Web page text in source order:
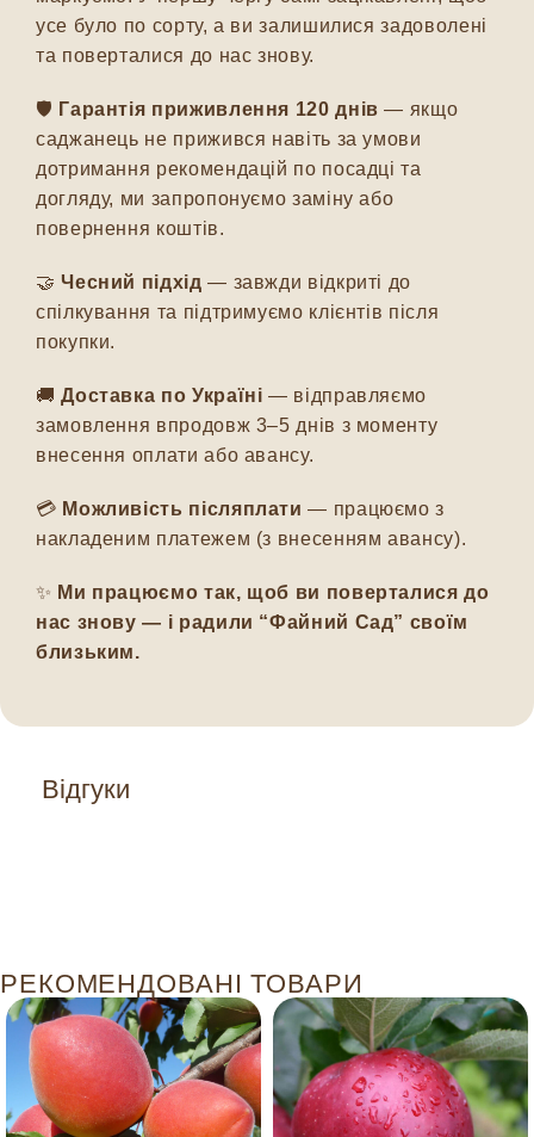
Відгуки
усе було по сорту, а ви залишилися задоволені
та поверталися до нас знову.
🛡️ Гарантія приживлення 120 днів — якщо
саджанець не прижився навіть за умови
дотримання рекомендацій по посадці та
догляду, ми запропонуємо заміну або
повернення коштів.
🤝Чесний підхід — завжди відкриті до
спілкування та підтримуємо клієнтів після
покупки.
🚚Доставка по Україні — відправляємо
замовлення впродовж 3–5 днів з моменту
внесення оплати або авансу.
💳 Можливість післяплати — працюємо з
накладеним платежем (з внесенням авансу).
✨ Ми працюємо так, щоб ви поверталися до
нас знову — і радили “Файний Сад” своїм
близьким.
РЕКОМЕНДОВАНІ ТОВАРИ